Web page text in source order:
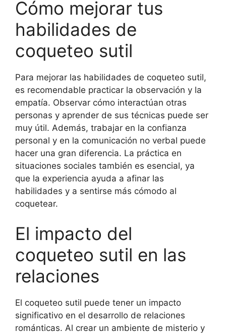
Cómo mejorar tus
habilidades de
coqueteo sutil
Para mejorar las habilidades de coqueteo sutil,
es recomendable practicar la observación y la
empatía. Observar cómo interactúan otras
personas y aprender de sus técnicas puede ser
muy útil. Además, trabajar en la confianza
personal y en la comunicación no verbal puede
hacer una gran diferencia. La práctica en
situaciones sociales también es esencial, ya
que la experiencia ayuda a afinar las
habilidades y a sentirse más cómodo al
coquetear.
El impacto del
coqueteo sutil en las
relaciones
El coqueteo sutil puede tener un impacto
significativo en el desarrollo de relaciones
románticas. Al crear un ambiente de misterio y